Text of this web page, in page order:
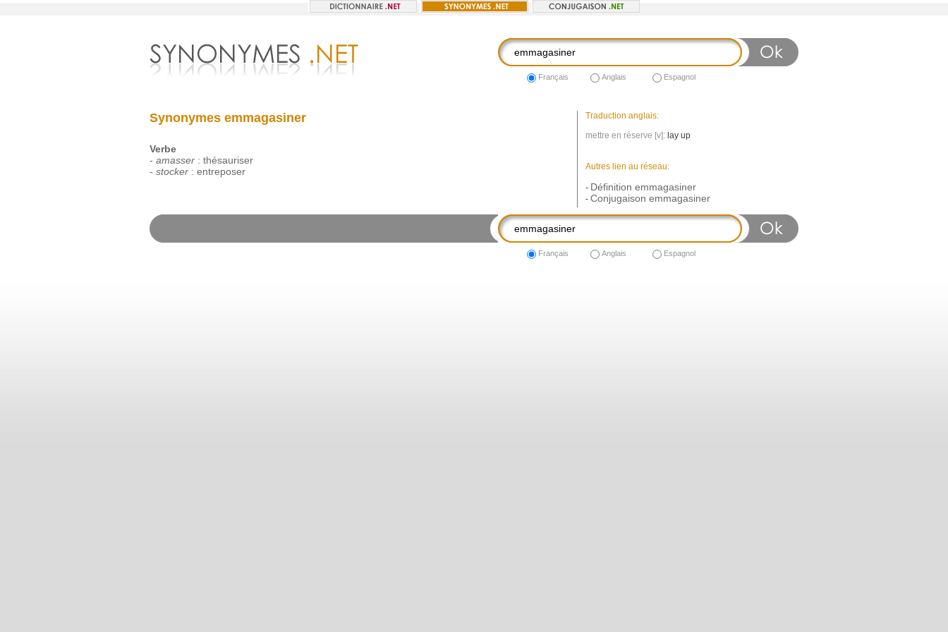
Français Anglais Espagnol
Synonymes emmagasiner
Verbe
- amasser: thésauriser
- stocker: entreposer
Traduction anglais:
mettre en réserve [v]: lay up
Autres lien au réseau:
- Définition emmagasiner
- Conjugaison emmagasiner
Français Anglais Espagnol